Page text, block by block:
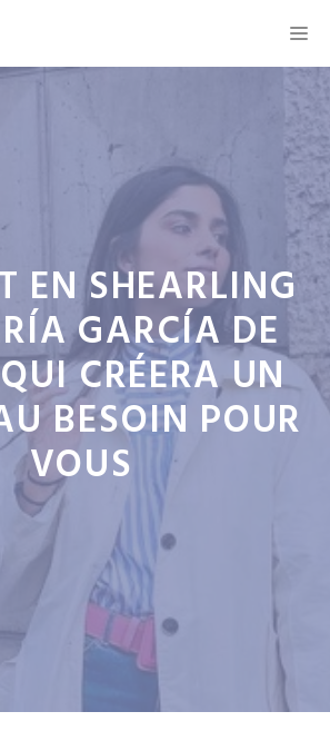
EN SHEARLING
GARCÍA DE
CRÉERA UN
BESOIN POUR
VOUS